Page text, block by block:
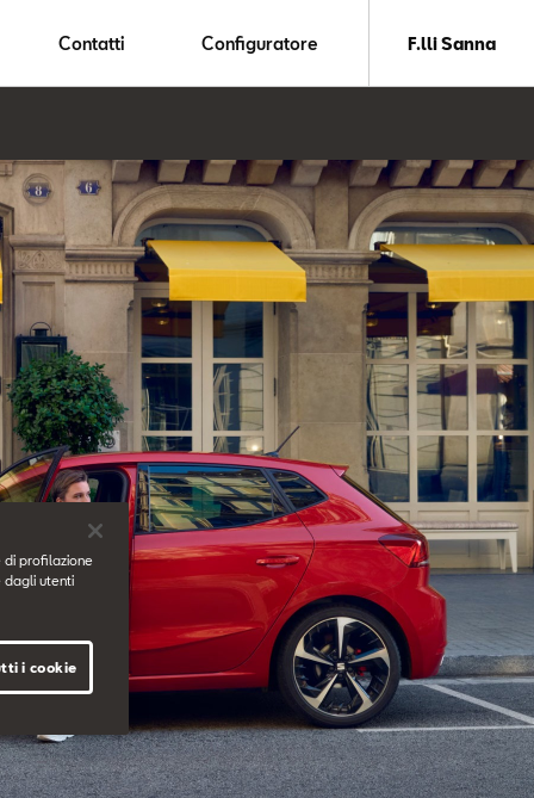
Contatti Configuratore F.lli Sanna
di profilazione
dagli utenti
i cookie